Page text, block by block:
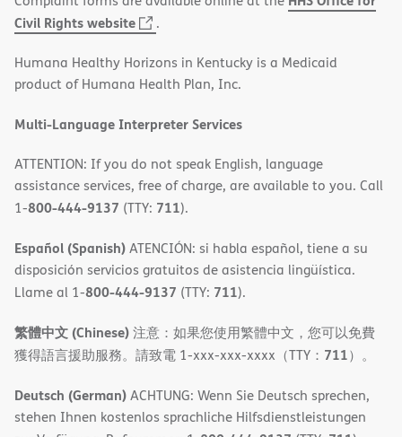
Civil Rights website
(opens
new
window)
.
Humana Healthy Horizons in Kentucky is a Medicaid
product of Humana Health Plan, Inc.
Multi-Language Interpreter Services
ATTENTION: If you do not speak English, language
assistance services, free of charge, are available to you. Call
1-800-444-9137 (TTY: 711).
Español (Spanish)ATENCIÓN: si habla español, tiene a su
disposición servicios gratuitos de asistencia lingüística.
Llame al 1-800-444-9137 (TTY: 711).
繁體中文 (Chinese)注意：如果您使用繁體中文，您可以免費
獲得語言援助服務。請致電 1-xxx-xxx-xxxx（TTY： 711）。
Deutsch (German)ACHTUNG: Wenn Sie Deutsch sprechen,
stehen Ihnen kostenlos sprachliche Hilfsdienstleistungen